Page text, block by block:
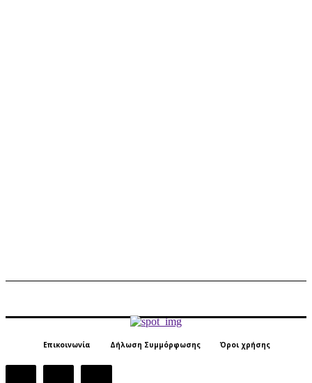
Επικοινωνία Δήλωση Συμμόρφωσης Όροι χρήσης